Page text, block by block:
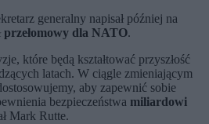
generalny napisał później na
przełomowy dla NATO.
które będą kształtować przyszłość
latach. W ciągle zmieniającym
aby zapewnić sobie
bezpieczeństwa miliardowi
Mark Rutte.